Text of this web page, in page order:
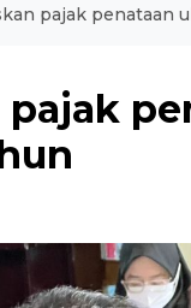
pajak penataan